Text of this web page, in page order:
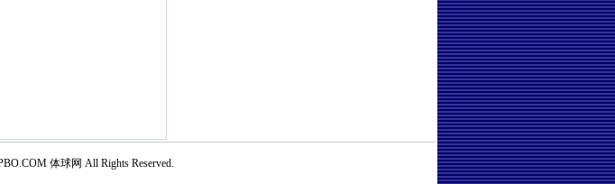
体球网 All Rights Reserved.